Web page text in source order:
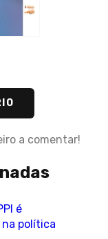
a comentar!